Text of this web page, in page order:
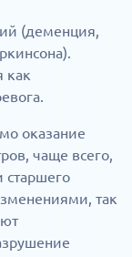
(деменция,
как
оказание
чаще всего,
так